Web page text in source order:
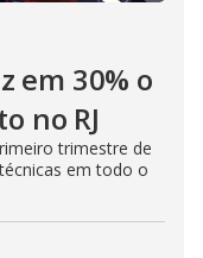
em 30% o
no RJ
trimestre de
em todo o